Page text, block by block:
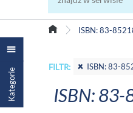
ISBN: 83-
Kategorie FILTR: ISBN: 83-
ISBN: